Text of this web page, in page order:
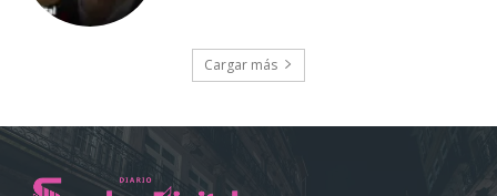
Cargar más